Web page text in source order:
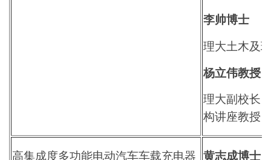
李帅博士
理大土木及
杨立伟教授
理大副校长
构讲座教授
高集成度多功能电动汽车车载充电器 黄志成博士